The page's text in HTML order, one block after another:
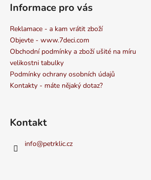
Informace pro vás
Reklamace - a kam vrátit zboží
Objevte - www.7deci.com
Obchodní podmínky a zboží ušité na míru
velikostni tabulky
Podmínky ochrany osobních údajů
Kontakty - máte nějaký dotaz?
Kontakt
info@petrklic.cz